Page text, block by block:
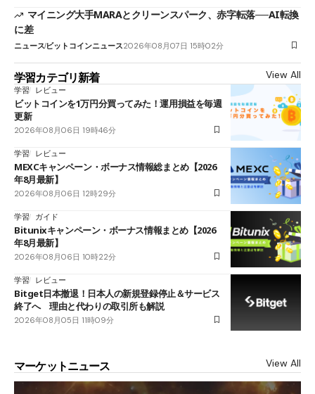
マイニング大手MARAとクリーンスパーク、赤字転落──AI転換
に差
ニュースビットコインニュース2026年08月07日 15時02分
学習カテゴリ新着 View All
学習 レビュー
ビットコインを1万円分買ってみた！運用損益を毎週
更新
2026年08月06日 19時46分
学習 レビュー
MEXCキャンペーン・ボーナス情報総まとめ【2026
年8月最新】
2026年08月06日 12時29分
学習 ガイド
Bitunixキャンペーン・ボーナス情報まとめ【2026
年8月最新】
2026年08月06日 10時22分
学習 レビュー
Bitget日本撤退！日本人の新規登録停止＆サービス
終了へ 理由と代わりの取引所も解説
2026年08月05日 11時09分
マーケットニュース View All